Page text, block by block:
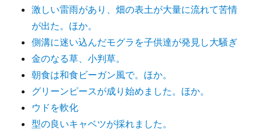
激しい雷雨があり、畑の表土が大量に流れて苦情
が出た。ほか。
側溝に迷い込んだモグラを子供達が発見し大騒ぎ
金のなる草、小判草。
朝食は和食ビーガン風で。ほか。
グリーンピースが成り始めました。ほか。
ウドを軟化
型の良いキャベツが採れました。